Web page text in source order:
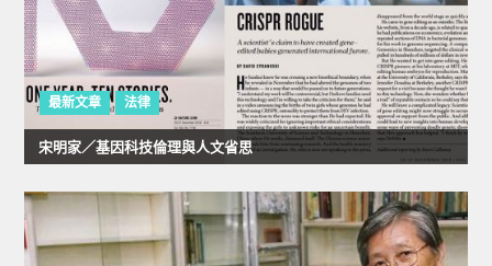
最新文章 法律
宋明家／基因科技倫理與人文省思